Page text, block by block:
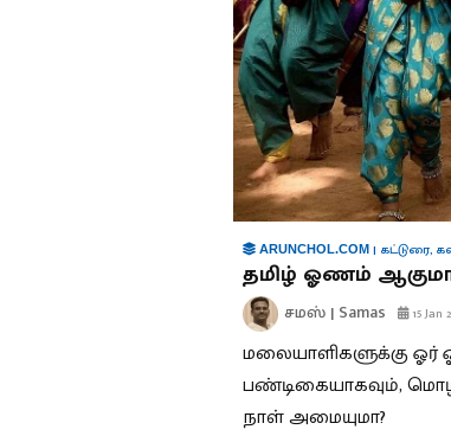
ARUNCHOL.COM | கட்டுரை,
தமிழ் ஓணம்
சமஸ் | Samas 15 Jan
மலையாளிகளுக்கு
பண்டிகையாகவும்,
நாள் அமையுமா?